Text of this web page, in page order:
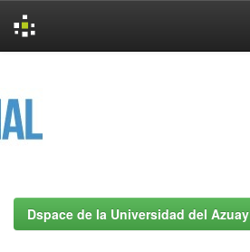
Dspace de la Universidad del Azuay